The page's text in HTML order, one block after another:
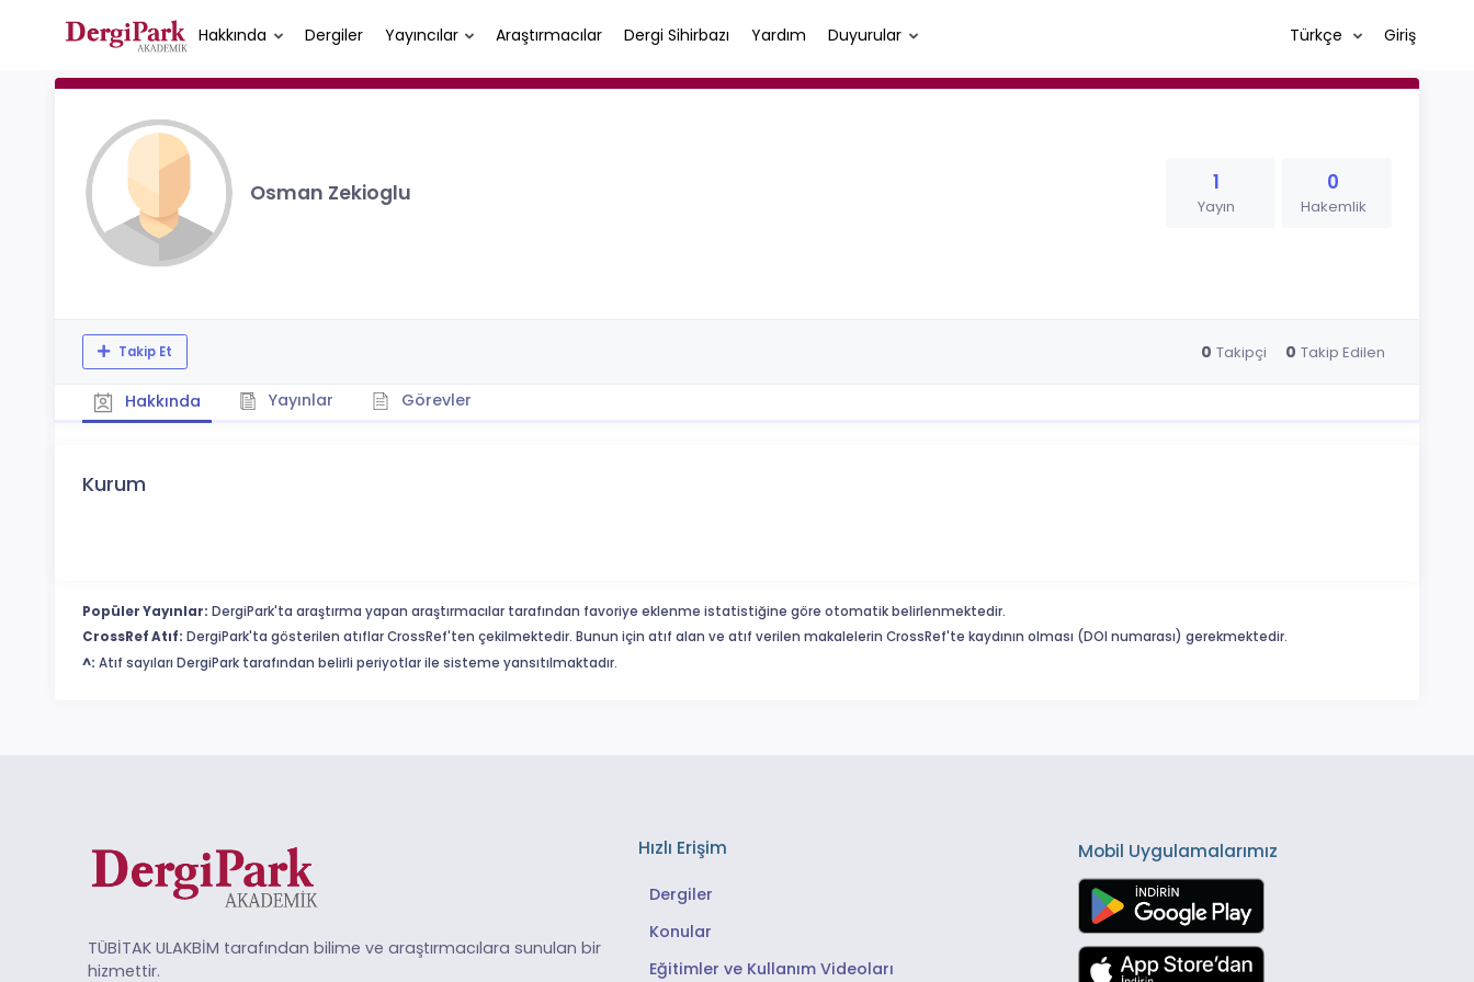
Hakkında Dergiler Yayıncılar Araştırmacılar Dergi Sihirbazı Yardım Duyurular Türkçe Giriş
Osman Zekioglu 1
Yayın
0
Hakemlik
Takip Et 0 Takipçi 0 Takip Edilen
Hakkında Yayınlar Görevler
Kurum
Popüler Yayınlar: DergiPark'ta araştırma yapan araştırmacılar tarafından favoriye eklenme istatistiğine göre otomatik belirlenmektedir.
CrossRef Atıf: DergiPark'ta gösterilen atıflar CrossRef'ten çekilmektedir. Bunun için atıf alan ve atıf verilen makalelerin CrossRef'te kaydının olması (DOI numarası) gerekmektedir.
^: Atıf sayıları DergiPark tarafından belirli periyotlar ile sisteme yansıtılmaktadır.
TÜBİTAK ULAKBİM tarafından bilime ve araştırmacılara sunulan bir
hizmettir.
Hızlı Erişim
Dergiler
Konular
Eğitimler ve Kullanım Videoları
Mobil Uygulamalarımız